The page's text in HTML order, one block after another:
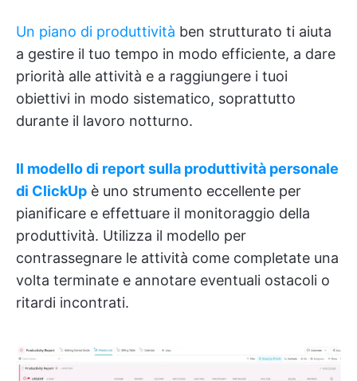
Un piano di produttività ben strutturato ti aiuta
a gestire il tuo tempo in modo efficiente, a dare
priorità alle attività e a raggiungere i tuoi
obiettivi in modo sistematico, soprattutto
durante il lavoro notturno.
Il modello di report sulla produttività personale
di ClickUp è uno strumento eccellente per
pianificare e effettuare il monitoraggio della
produttività. Utilizza il modello per
contrassegnare le attività come completate una
volta terminate e annotare eventuali ostacoli o
ritardi incontrati.